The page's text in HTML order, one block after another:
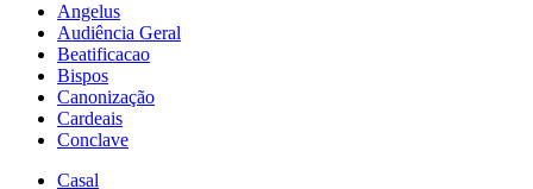
Angelus
Audiência Geral
Beatificacao
Bispos
Canonização
Cardeais
Conclave
Casal